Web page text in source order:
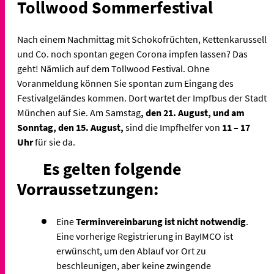
Tollwood Sommerfestival
Nach einem Nachmittag mit Schokofrüchten, Kettenkarussell
und Co. noch spontan gegen Corona impfen lassen? Das
geht! Nämlich auf dem Tollwood Festival. Ohne
Voranmeldung können Sie spontan zum Eingang des
Festivalgeländes kommen. Dort wartet der Impfbus der Stadt
München auf Sie. Am Samstag, den 21. August, und am
Sonntag, den 15. August, sind die Impfhelfer von 11 – 17
Uhrfür sie da.
Es gelten folgende
Vorraussetzungen:
EineTerminvereinbarung ist nicht notwendig.
Eine vorherige Registrierung in BayIMCO ist
erwünscht, um den Ablauf vor Ort zu
beschleunigen, aber keine zwingende